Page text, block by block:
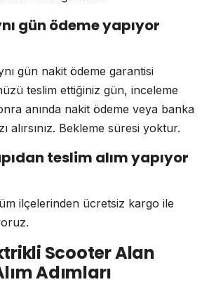
gün ödeme yapıyor
gün nakit ödeme garantisi
teslim ettiğiniz gün, inceleme
anında nakit ödeme veya banka
alırsınız. Bekleme süresi yoktur.
teslim alım yapıyor
ilçelerinden ücretsiz kargo ile
Scooter Alan
Adımları